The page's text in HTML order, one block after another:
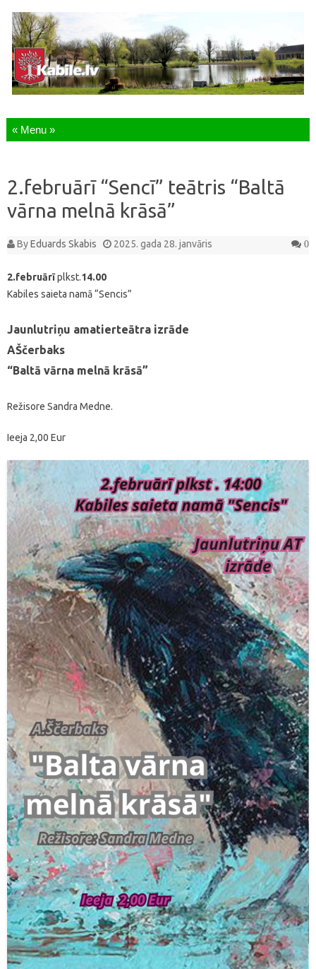
Skip to content
2.februārī “Sencī” teātris “Baltā
vārna melnā krāsā”
ByEduards Skabis 2025. gada 28. janvāris 0
2.februārīplkst.14.00
Kabiles saieta namā “Sencis”
Jaunlutriņu amatierteātra izrāde
AŠčerbaks
“Baltā vārna melnā krāsā”
Režisore Sandra Medne.
Ieeja 2,00 Eur